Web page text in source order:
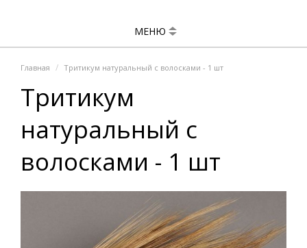
МЕНЮ
Главная Тритикум натуральный с волосками - 1 шт
Тритикум
натуральный с
волосками - 1 шт